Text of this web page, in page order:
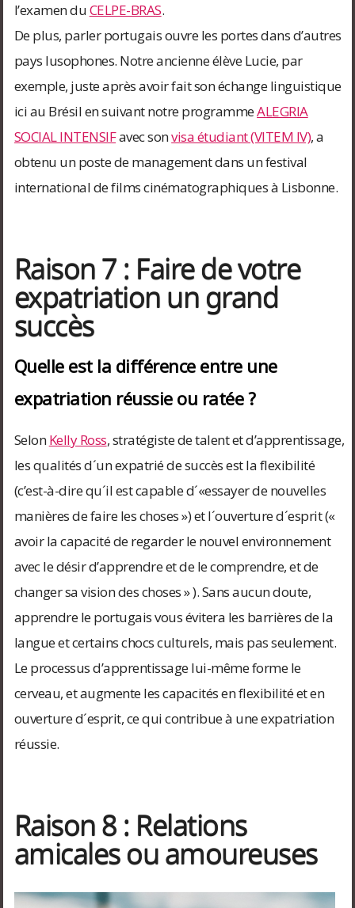
l’examen duCELPE-BRAS.
De plus, parler portugais ouvre les portes dans d’autres
pays lusophones. Notre ancienne élève Lucie, par
exemple, juste après avoir fait son échange linguistique
ici au Brésil en suivant notre programmeALEGRIA
SOCIAL INTENSIFavec sonvisa étudiant (VITEM IV), a
obtenu un poste de management dans un festival
international de films cinématographiques à Lisbonne.
Raison 7 : Faire de votre
expatriation un grand
succès
Quelle est la différence entre une
expatriation réussie ou ratée ?
SelonKelly Ross, stratégiste de talent et d’apprentissage,
les qualités d´un expatrié de succès est la flexibilité
(c’est-à-dire qu´il est capable d´«essayer de nouvelles
manières de faire les choses ») et l´ouverture d´esprit («
avoir la capacité de regarder le nouvel environnement
avec le désir d’apprendre et de le comprendre, et de
changer sa vision des choses » ). Sans aucun doute,
apprendre le portugais vous évitera les barrières de la
langue et certains chocs culturels, mais pas seulement.
Le processus d’apprentissage lui-même forme le
cerveau, et augmente les capacités en flexibilité et en
ouverture d´esprit, ce qui contribue à une expatriation
réussie.
Raison 8 : Relations
amicales ou amoureuses